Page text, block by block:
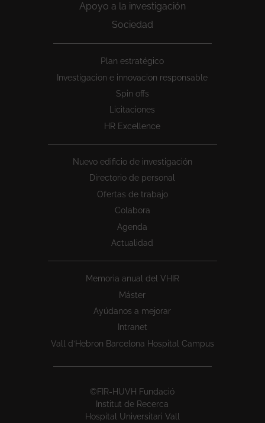
Apoyo a la investigación
Sociedad
Plan estratégico
Investigacion e innovacion responsable
Spin offs
Licitaciones
HR Excellence
Nuevo edificio de investigación
Directorio de personal
Ofertas de trabajo
Colabora
Agenda
Actualidad
Memoria anual del VHIR
Máster
Ayúdanos a mejorar
Intranet
Vall d’Hebron Barcelona Hospital Campus
©FIR-HUVH Fundació
Institut de Recerca
Hospital Universitari Vall